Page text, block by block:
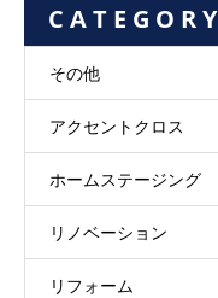
C A T E G O R Y
その他
アクセントクロス
ホームステージング
リノベーション
リフォーム